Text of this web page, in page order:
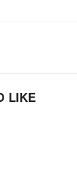
LIKE